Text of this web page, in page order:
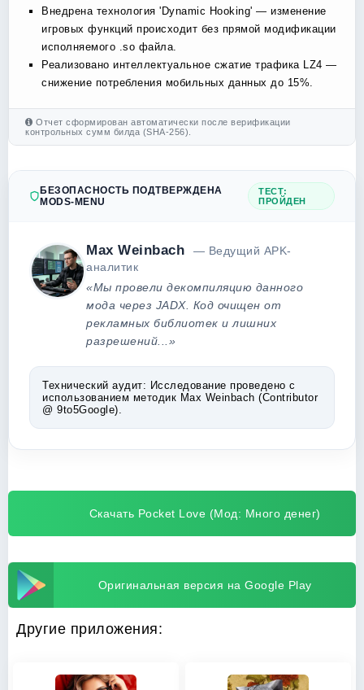
Внедрена технология 'Dynamic Hooking' — изменение
игровых функций происходит без прямой модификации
исполняемого .so файла.
Реализовано интеллектуальное сжатие трафика LZ4 —
снижение потребления мобильных данных до 15%.
Отчет сформирован автоматически после верификации
контрольных сумм билда (SHA-256).
БЕЗОПАСНОСТЬ ПОДТВЕРЖДЕНА
MODS-MENU
ТЕСТ:
ПРОЙДЕН
Max Weinbach
— Ведущий APK-
аналитик
«Мы провели декомпиляцию данного
мода через JADX. Код очищен от
рекламных библиотек и лишних
разрешений...»
Технический аудит: Исследование проведено с
использованием методик Max Weinbach (Contributor
@ 9to5Google).
Скачать Pocket Love (Мод: Много денег)
Оригинальная версия на Google Play
Другие приложения: